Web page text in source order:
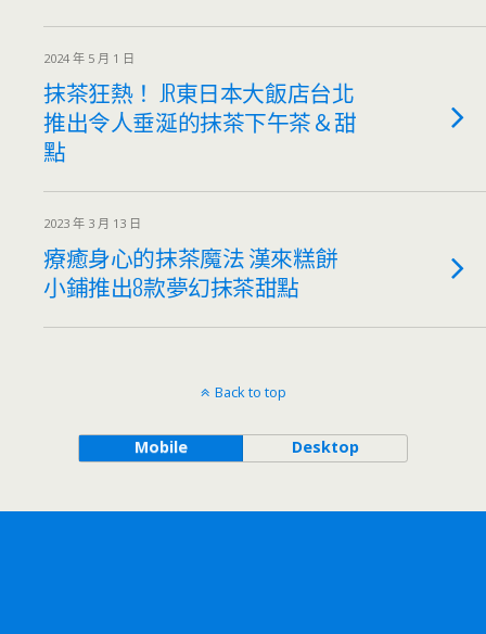
2024 年 5 月 1 日
抹茶狂熱！ JR東日本大飯店台北
推出令人垂涎的抹茶下午茶＆甜
點
2023 年 3 月 13 日
療癒身心的抹茶魔法 漢來糕餅
小鋪推出8款夢幻抹茶甜點
Back to top
Mobile Desktop